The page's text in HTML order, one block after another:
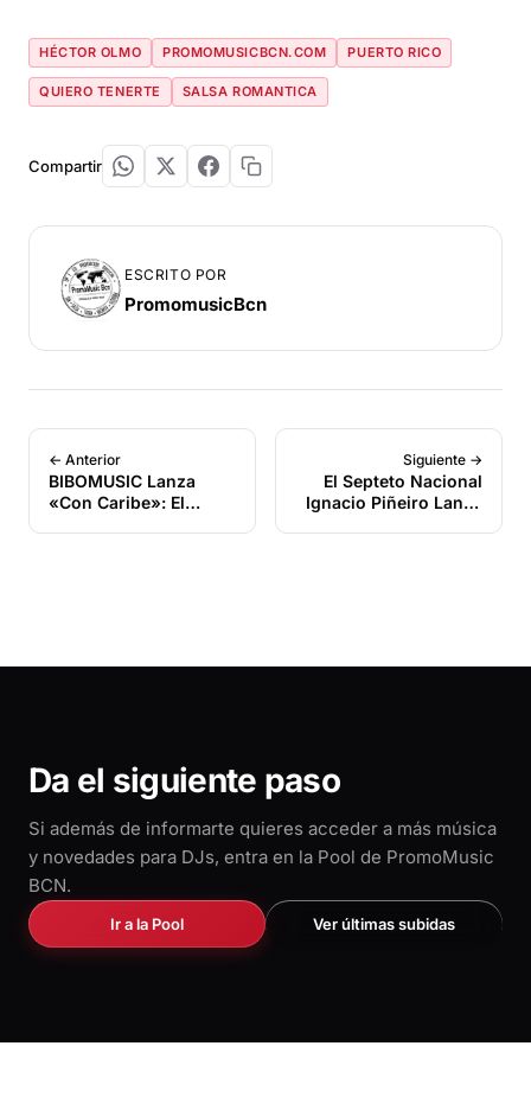
HÉCTOR OLMO PROMOMUSICBCN.COM PUERTO RICO
QUIERO TENERTE SALSA ROMANTICA
Compartir
ESCRITO POR
PromomusicBcn
← Anterior
BIBOMUSIC Lanza
«Con Caribe»: El
Siguiente →
El Septeto Nacional
Ignacio Piñeiro Lanza
Da el siguiente paso
Si además de informarte quieres acceder a más música
y novedades para DJs, entra en la Pool de PromoMusic
BCN.
Ir a la Pool Ver últimas subidas